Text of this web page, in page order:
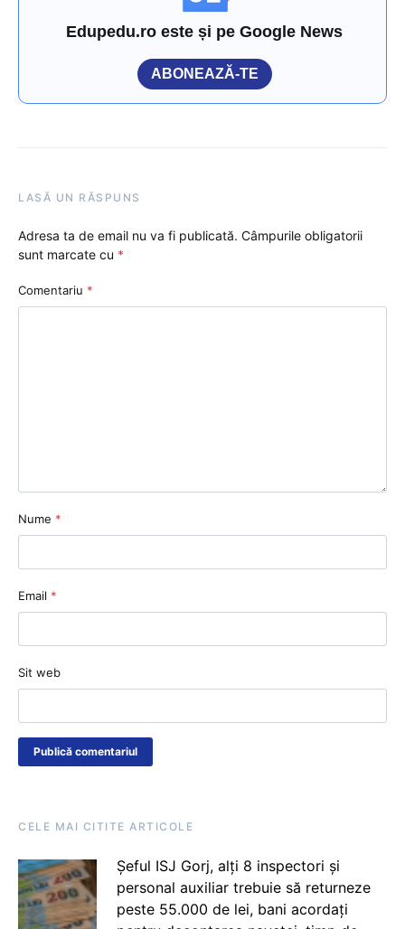
Edupedu.ro este și pe Google News
ABONEAZĂ-TE
LASĂ UN RĂSPUNS
Adresa ta de email nu va fi publicată. Câmpurile obligatorii
sunt marcate cu *
Comentariu *
Nume *
Email *
Sit web
CELE MAI CITITE ARTICOLE
Șeful ISJ Gorj, alți 8 inspectori și
personal auxiliar trebuie să returneze
peste 55.000 de lei, bani acordați